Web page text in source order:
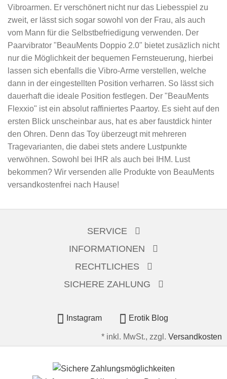
Vibroarmen. Er verschönert nicht nur das Liebesspiel zu
zweit, er lässt sich sogar sowohl von der Frau, als auch
vom Mann für die Selbstbefriedigung verwenden. Der
Paarvibrator "BeauMents Doppio 2.0" bietet zusäzlich nicht
nur die Möglichkeit der bequemen Fernsteuerung, hierbei
lassen sich ebenfalls die Vibro-Arme verstellen, welche
dann in der eingestellten Position verharren. So lässt sich
dauerhaft die ideale Position festlegen. Der "BeauMents
Flexxio" ist ein absolut raffiniertes Paartoy. Es sieht auf den
ersten Blick unscheinbar aus, hat es aber faustdick hinter
den Ohren. Denn das Toy überzeugt mit mehreren
Tragevarianten, die dabei stets andere Lustpunkte
verwöhnen. Sowohl bei IHR als auch bei IHM. Lust
bekommen? Wir versenden alle Produkte von BeauMents
versandkostenfrei nach Hause!
SERVICE
INFORMATIONEN
RECHTLICHES
SICHERE ZAHLUNG
Instagram Erotik Blog
* inkl. MwSt., zzgl. Versandkosten